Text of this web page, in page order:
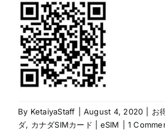
By KetaiyaStaff August 4, 2020 お
ダ, カナダSIMカード | eSIM 1